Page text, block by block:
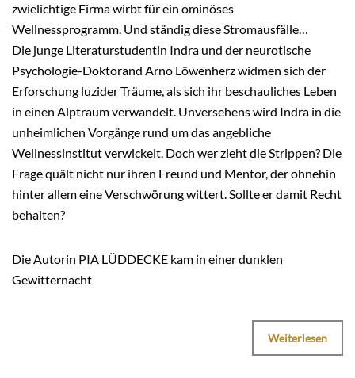
zwielichtige Firma wirbt für ein ominöses
Wellnessprogramm. Und ständig diese Stromausfälle…
Die junge Literaturstudentin Indra und der neurotische
Psychologie-Doktorand Arno Löwenherz widmen sich der
Erforschung luzider Träume, als sich ihr beschauliches Leben
in einen Alptraum verwandelt. Unversehens wird Indra in die
unheimlichen Vorgänge rund um das angebliche
Wellnessinstitut verwickelt. Doch wer zieht die Strippen? Die
Frage quält nicht nur ihren Freund und Mentor, der ohnehin
hinter allem eine Verschwörung wittert. Sollte er damit Recht
behalten?
Die Autorin PIA LÜDDECKE kam in einer dunklen
Gewitternacht
Weiterlesen